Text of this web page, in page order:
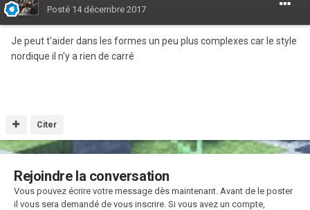
Posté 14 décembre 2017
Je peut t'aider dans les formes un peu plus complexes car le style
nordique il n'y a rien de carré
Citer
Rejoindre la conversation
Vous pouvez écrire votre message dès maintenant. Avant de le poster
il vous sera demandé de vous inscrire. Si vous avez un compte,